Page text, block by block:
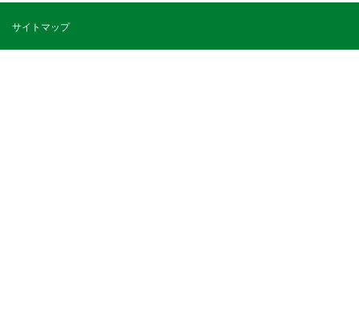
サイトマップ